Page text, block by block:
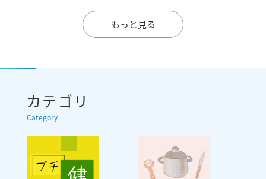
もっと見る
カテゴリ
Category